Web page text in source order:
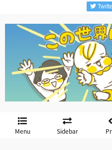
Menu Sidebar